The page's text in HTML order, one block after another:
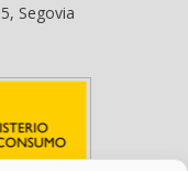
Segovia